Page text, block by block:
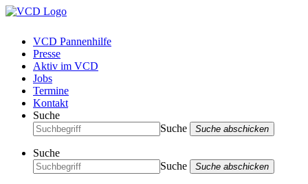
VCD Pannenhilfe
Presse
Aktiv im VCD
Jobs
Termine
Kontakt
Suche
Suche
Suche abschicken
Suche
Suche
Suche abschicken